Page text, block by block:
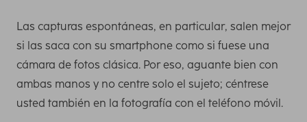
Las capturas espontáneas, en particular, salen mejor
si las saca con su smartphone como si fuese una
cámara de fotos clásica. Por eso, aguante bien con
ambas manos y no centre solo el sujeto; céntrese
usted también en la fotografía con el teléfono móvil.